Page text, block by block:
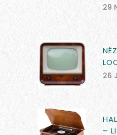
29
26
–